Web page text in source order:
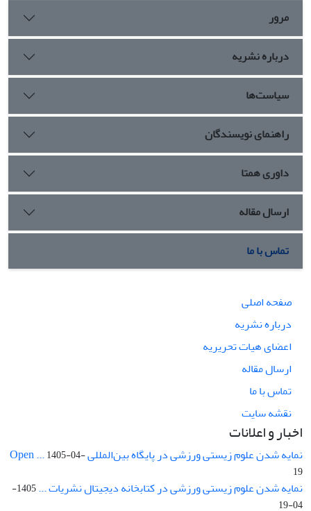
مرور
درباره نشریه
سیاست‌ها
راهنمای نویسندگان
داوری همتا
ارسال مقاله
تماس با ما
صفحه اصلی
درباره نشریه
اعضای هیات تحریریه
ارسال مقاله
تماس با ما
نقشه سایت
اخبار و اعلانات
نمایه شدن علوم زیستی ورزشی در پایگاه بین‌المللی Open ...1405-04-
19
نمایه شدن علوم زیستی ورزشی در کتابخانه دیجیتال نشریات ...
1405-
04-19